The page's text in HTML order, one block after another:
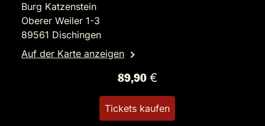
Burg Katzenstein
Oberer Weiler 1-3
89561 Dischingen
Auf der Karte anzeigen
89,90 €
Tickets kaufen